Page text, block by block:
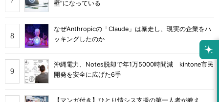
壁”になっている
なぜAnthropicの「Claude」は暴走し、現実の企業をハ
ッキングしたのか
沖縄電力、Notes脱却で年1万5000時間減 kintone市民
開発を安全に広げた6手
【マンガ付き】ひとり情シス支援の第一人者が教え